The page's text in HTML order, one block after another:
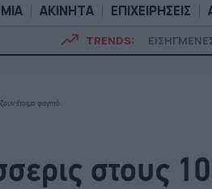
ΑΚΙΝΗΤΑ ΕΠΙΧΕΙΡΗΣΕΙΣ
TRENDS:
ΟΙΚΟΝΟΜΙΑ
έτοιμο φαγητό
στους